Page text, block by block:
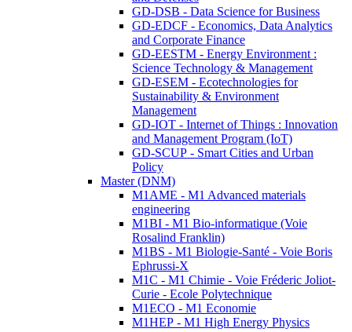
GD-DSB - Data Science for Business
GD-EDCF - Economics, Data Analytics
and Corporate Finance
GD-EESTM - Energy Environment :
Science Technology & Management
GD-ESEM - Ecotechnologies for
Sustainability & Environment
Management
GD-IOT - Internet of Things : Innovation
and Management Program (IoT)
GD-SCUP - Smart Cities and Urban
Policy
Master (DNM)
M1AME - M1 Advanced materials
engineering
M1BI - M1 Bio-informatique (Voie
Rosalind Franklin)
M1BS - M1 Biologie-Santé - Voie Boris
Ephrussi-X
M1C - M1 Chimie - Voie Fréderic Joliot-
Curie - Ecole Polytechnique
M1ECO - M1 Economie
M1HEP - M1 High Energy Physics